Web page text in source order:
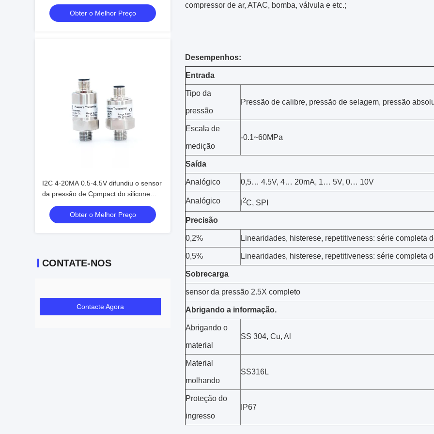
quadrada WNK
Obter o Melhor Preço
I2C 4-20MA 0.5-4.5V difundiu o sensor
da pressão de Cpmpact do silicone
para meios corrosivos
Obter o Melhor Preço
CONTATE-NOS
Contacte Agora
compressor de ar, ATAC, bomba, válvula e etc.;
Desempenhos:
Entrada
Tipo da
pressão
Pressão de calibre, pressão de selagem, pressão
Escala de
medição
-0.1~60MPa
Saída
Analógico 0,5… 4.5V, 4… 20mA, 1… 5V, 0… 10V
Analógico 2C, SPI
Precisão
0,2% Linearidades, histerese, repetitiveness: série completa
0,5% Linearidades, histerese, repetitiveness: série completa
Sobrecarga
sensor da pressão 2.5X completo
Abrigando a informação.
Abrigando o
material
SS 304, Cu, Al
Material
molhando
SS316L
Proteção do
ingresso
IP67